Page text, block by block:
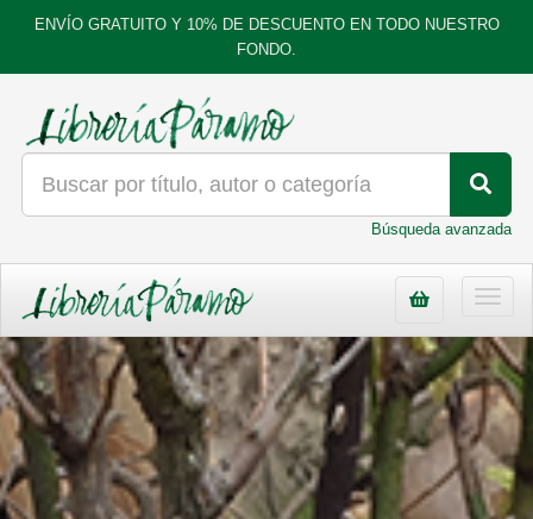
ENVÍO GRATUITO Y 10% DE DESCUENTO EN TODO NUESTRO
FONDO.
Búsqueda avanzada